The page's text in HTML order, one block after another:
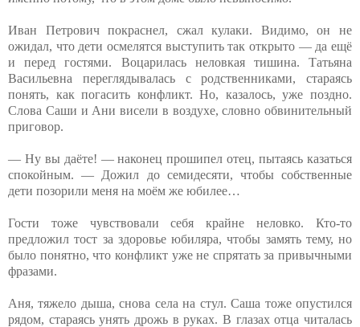
Иван Петрович покраснел, сжал кулаки. Видимо, он не
ожидал, что дети осмелятся выступить так открыто — да ещё
и перед гостями. Воцарилась неловкая тишина. Татьяна
Васильевна переглядывалась с родственниками, стараясь
понять, как погасить конфликт. Но, казалось, уже поздно.
Слова Саши и Ани висели в воздухе, словно обвинительный
приговор.
— Ну вы даёте! — наконец прошипел отец, пытаясь казаться
спокойным. — Дожил до семидесяти, чтобы собственные
дети позорили меня на моём же юбилее…
Гости тоже чувствовали себя крайне неловко. Кто-то
предложил тост за здоровье юбиляра, чтобы замять тему, но
было понятно, что конфликт уже не спрятать за привычными
фразами.
Аня, тяжело дыша, снова села на стул. Саша тоже опустился
рядом, стараясь унять дрожь в руках. В глазах отца читалась